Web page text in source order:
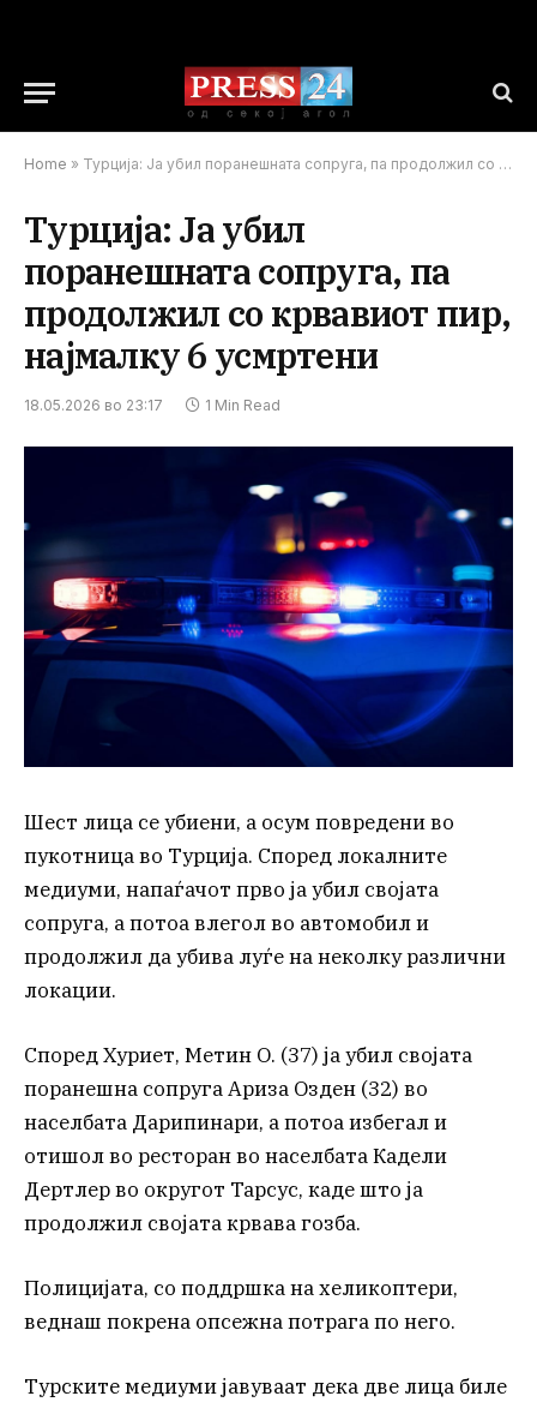
Home » Турција: Ја убил поранешната сопруга, па продолжил со крвавиот пир, најмалку 6 усмртени
Турција: Ја убил
поранешната сопруга, па
продолжил со крвавиот пир,
најмалку 6 усмртени
18.05.2026 во 23:17 1 Min Read
Шест лица се убиени, а осум повредени во
пукотница во Турција. Според локалните
медиуми, напаѓачот прво ја убил својата
сопруга, а потоа влегол во автомобил и
продолжил да убива луѓе на неколку различни
локации.
Според Хуриет, Метин О. (37) ја убил својата
поранешна сопруга Ариза Озден (32) во
населбата Дарипинари, а потоа избегал и
отишол во ресторан во населбата Кадели
Дертлер во округот Тарсус, каде што ја
продолжил својата крвава гозба.
Полицијата, со поддршка на хеликоптери,
веднаш покрена опсежна потрага по него.
Турските медиуми јавуваат дека две лица биле